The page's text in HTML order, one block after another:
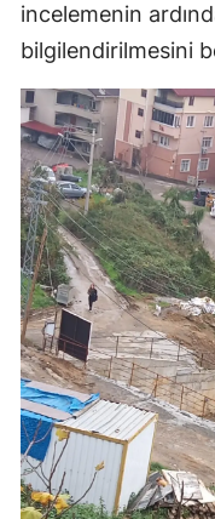
incelemenin
bilgilendirilmesini